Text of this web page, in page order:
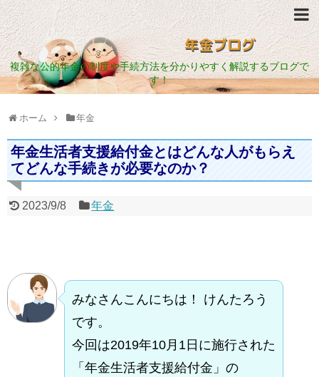
年金ブログ
複雑な公的年金の制度や手続方法を分かりやすく解説するブログで
す！
ホーム 年金
年金生活者支援給付金とはどんな人がもらえ
てどんな手続きが必要なのか？
2023/9/8 年金
みなさんこんにちは！ けんたろう
です。
今回は2019年10月1日に施行された
「年金生活者支援給付金」の